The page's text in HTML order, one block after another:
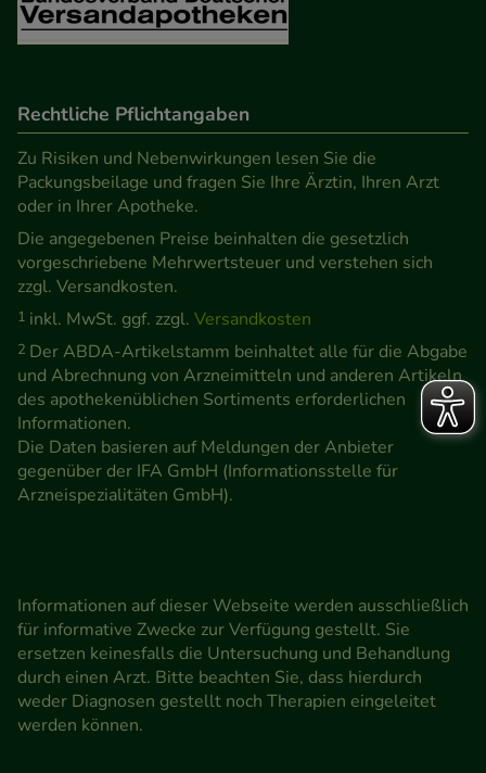
Rechtliche Pflichtangaben
Zu Risiken und Nebenwirkungen lesen Sie die
Packungsbeilage und fragen Sie Ihre Ärztin, Ihren Arzt
oder in Ihrer Apotheke.
Die angegebenen Preise beinhalten die gesetzlich
vorgeschriebene Mehrwertsteuer und verstehen sich
zzgl. Versandkosten.
1 inkl. MwSt. ggf. zzgl. Versandkosten
2 Der ABDA-Artikelstamm beinhaltet alle für die Abgabe
und Abrechnung von Arzneimitteln und anderen Artikeln
des apothekenüblichen Sortiments erforderlichen
Informationen.
Die Daten basieren auf Meldungen der Anbieter
gegenüber der IFA GmbH (Informationsstelle für
Arzneispezialitäten GmbH).
Informationen auf dieser Webseite werden ausschließlich
für informative Zwecke zur Verfügung gestellt. Sie
ersetzen keinesfalls die Untersuchung und Behandlung
durch einen Arzt. Bitte beachten Sie, dass hierdurch
weder Diagnosen gestellt noch Therapien eingeleitet
werden können.